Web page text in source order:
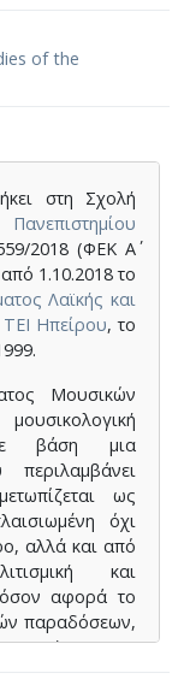
of the
στη Σχολή
Πανεπιστημίου
2018 (ΦΕΚ Α΄
1.10.2018 το
Λαϊκής και
Ηπείρου, το
Μουσικών
βάση μια
ως
όχι
αλλά και από
και
όσον αφορά το
παραδόσεων,
το